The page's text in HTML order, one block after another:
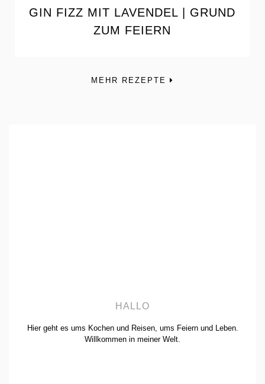
GIN FIZZ MIT LAVENDEL | GRUND
ZUM FEIERN
MEHR REZEPTE
HALLO
Hier geht es ums Kochen und Reisen, ums Feiern und Leben.
Willkommen in meiner Welt.